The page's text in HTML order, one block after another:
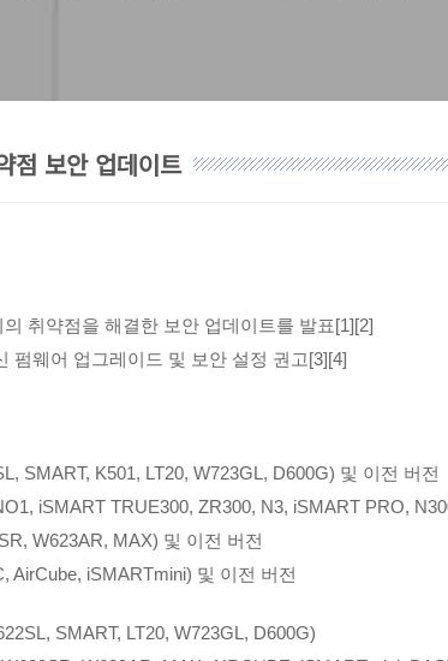
점 보안 업데이트
취약점을 해결한 보안 업데이트를 발표[1][2]
펌웨어 업그레이드 및 보안 설정 권고[3][4]
SMART, K501, LT20, W723GL, D600G) 및 이전 버전
iSMART TRUE300, ZR300, N3, iSMART PRO,
W623AR, MAX) 및 이전 버전
AirCube, iSMARTmini) 및 이전 버전
SMART, LT20, W723GL, D600G)